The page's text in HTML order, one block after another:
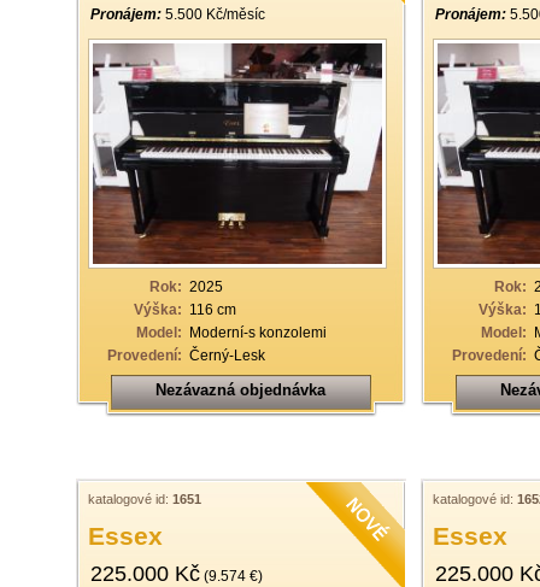
Pronájem: 5.500 Kč/měsíc
Rok: 2025
Výška: 116 cm
Model: Moderní-s konzolemi
Provedení: Černý-Lesk
Nezávazná objednávka
Pronájem:
Rok:
Výška:
Model:
Provedení:
katalogové id: 1651
Essex
225.000 Kč (9.574 €)
katalogové id:
Essex
225.000